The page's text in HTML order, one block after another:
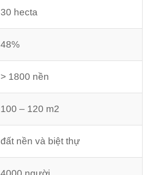
30 hecta
48%
> 1800 nền
100 – 120 m2
đất nền và biệt thự